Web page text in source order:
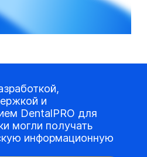
и
DentalPRO для
могли получать
информационную